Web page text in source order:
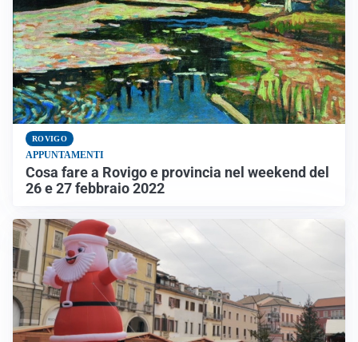
ROVIGO
APPUNTAMENTI
Cosa fare a Rovigo e provincia nel weekend del
26 e 27 febbraio 2022